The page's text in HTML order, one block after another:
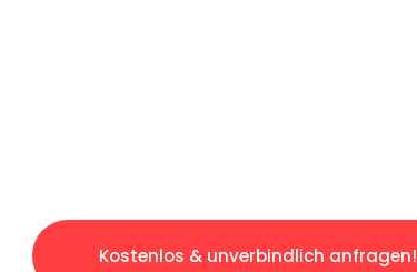
Kostenlos & unverbindlich anfragen!